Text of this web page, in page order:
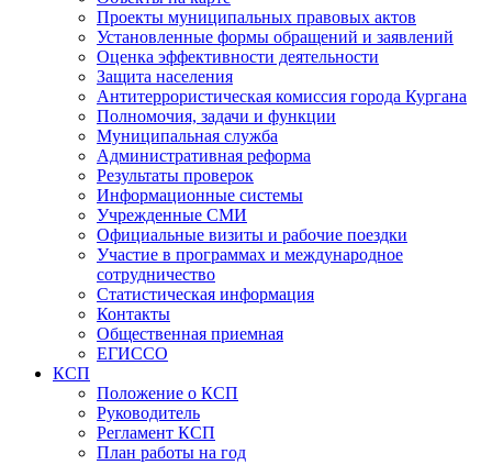
Проекты муниципальных правовых актов
Установленные формы обращений и заявлений
Оценка эффективности деятельности
Защита населения
Антитеррористическая комиссия города Кургана
Полномочия, задачи и функции
Муниципальная служба
Административная реформа
Результаты проверок
Информационные системы
Учрежденные СМИ
Официальные визиты и рабочие поездки
Участие в программах и международное
сотрудничество
Статистическая информация
Контакты
Общественная приемная
ЕГИССО
КСП
Положение о КСП
Руководитель
Регламент КСП
План работы на год